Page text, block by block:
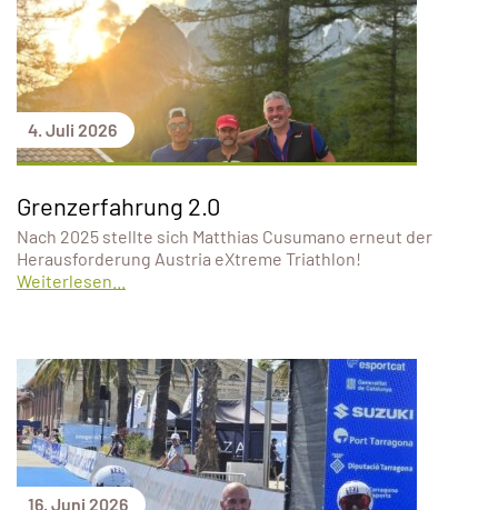
4. Juli 2026
Grenzerfahrung 2.0
Nach 2025 stellte sich Matthias Cusumano erneut der
Herausforderung Austria eXtreme Triathlon!
Weiterlesen...
16. Juni 2026